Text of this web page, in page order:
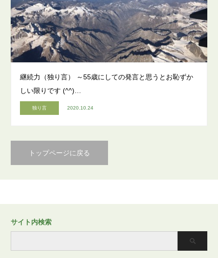
継続力（独り言） ～55歳にしての発言と思うとお恥ずか
しい限りです (^^)…
独り言 2020.10.24
トップページに戻る
サイト内検索